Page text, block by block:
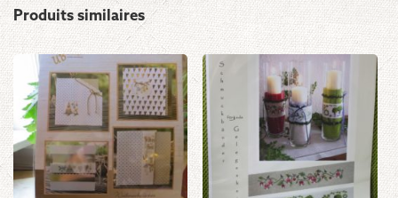
Produits similaires